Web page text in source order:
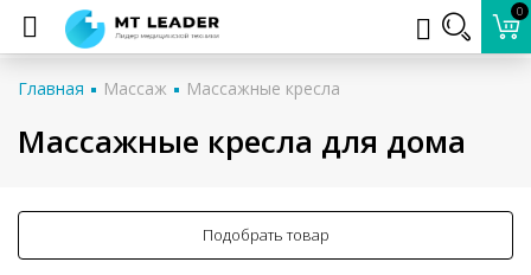
0
Главная Массаж Массажные кресла
Массажные кресла для дома
Подобрать товар